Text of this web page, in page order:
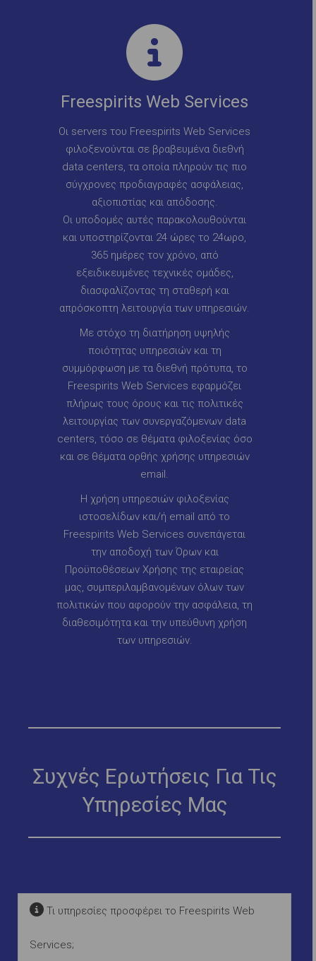
Freespirits Web Services
Οι servers του Freespirits Web Services
φιλοξενούνται σε βραβευμένα διεθνή
data centers, τα οποία πληρούν τις πιο
σύγχρονες προδιαγραφές ασφάλειας,
αξιοπιστίας και απόδοσης.
Οι υποδομές αυτές παρακολουθούνται
και υποστηρίζονται 24 ώρες το 24ωρο,
365 ημέρες τον χρόνο, από
εξειδικευμένες τεχνικές ομάδες,
διασφαλίζοντας τη σταθερή και
απρόσκοπτη λειτουργία των υπηρεσιών.
Με στόχο τη διατήρηση υψηλής
ποιότητας υπηρεσιών και τη
συμμόρφωση με τα διεθνή πρότυπα, το
Freespirits Web Services εφαρμόζει
πλήρως τους όρους και τις πολιτικές
λειτουργίας των συνεργαζόμενων data
centers, τόσο σε θέματα φιλοξενίας όσο
και σε θέματα ορθής χρήσης υπηρεσιών
email.
Η χρήση υπηρεσιών φιλοξενίας
ιστοσελίδων και/ή email από το
Freespirits Web Services συνεπάγεται
την αποδοχή των Όρων και
Προϋποθέσεων Χρήσης της εταιρείας
μας, συμπεριλαμβανομένων όλων των
πολιτικών που αφορούν την ασφάλεια, τη
διαθεσιμότητα και την υπεύθυνη χρήση
των υπηρεσιών.
Συχνές Ερωτήσεις Για Τις
Υπηρεσίες Μας
Τι υπηρεσίες προσφέρει το Freespirits Web
Services;